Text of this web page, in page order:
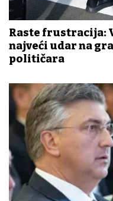
Raste frustracija:
najveći udar na
političara